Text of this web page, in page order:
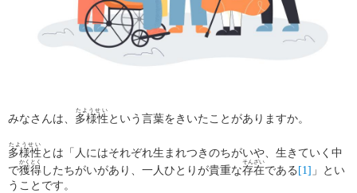
みなさんは、 多様性
たようせい
という言葉をきいたことがありますか。
多様性
たようせい
とは「人にはそれぞれ生まれつきのちがいや、生きていく中
で獲得
かくとく
したちがいがあり、一人ひとりが貴重な存在
そんざい
である [1] 」とい
うことです。